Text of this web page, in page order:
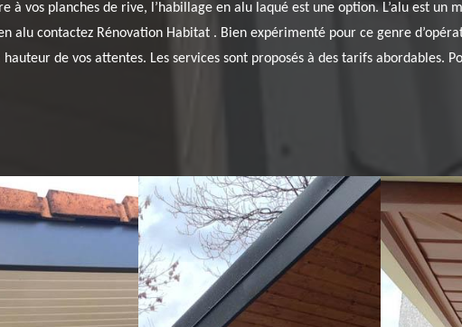
à vos planches de rive, l’habillage en alu laqué est une option. L’alu est un
alu contactez Rénovation Habitat . Bien expérimenté pour ce genre
de vos attentes. Les services sont proposés à des tarifs abordables.